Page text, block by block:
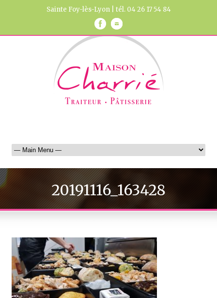
Sainte Foy-lès-Lyon | tél. 04 26 17 54 84
20191116_163428